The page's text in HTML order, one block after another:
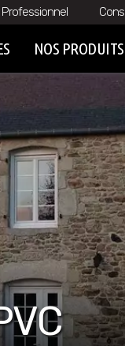
Professionnel
NOS PRODUITS